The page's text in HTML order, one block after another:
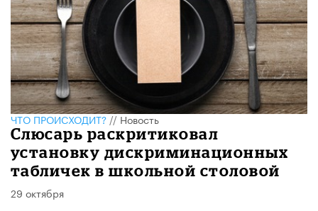
ЧТО ПРОИСХОДИТ?//Новость
Слюсарь раскритиковал
установку дискриминационных
табличек в школьной столовой
29 октября